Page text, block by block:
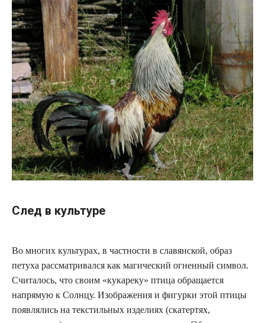
След в культуре
Во многих культурах, в частности в славянской, образ
петуха рассматривался как магический огненный символ.
Считалось, что своим «кукареку» птица обращается
напрямую к Солнцу. Изображения и фигурки этой птицы
появлялись на текстильных изделиях (скатертях,